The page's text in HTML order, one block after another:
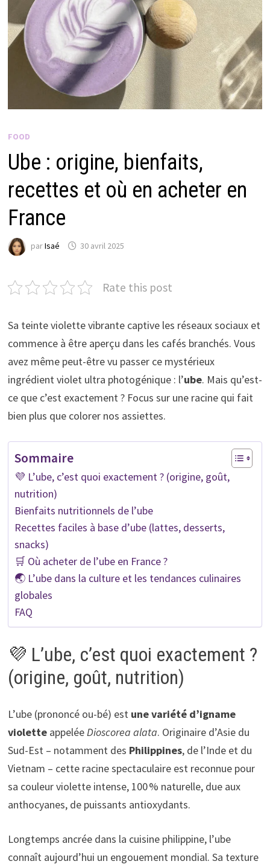
FOOD
Ube : origine, bienfaits,
recettes et où en acheter en
France
parIsaé 30 avril 2025
Rate this post
Sa teinte violette vibrante captive les réseaux sociaux et
commence à être aperçu dans les cafés branchés. Vous
avez même peut-être vu passer ce mystérieux
ingrédient violet ultra photogénique : l’ube. Mais qu’est-
ce que c’est exactement ? Focus sur une racine qui fait
bien plus que colorer nos assiettes.
Sommaire
💜 L’ube, c’est quoi exactement ? (origine, goût,
nutrition)
Bienfaits nutritionnels de l’ube
Recettes faciles à base d’ube (lattes, desserts,
snacks)
🛒 Où acheter de l’ube en France ?
🌏 L’ube dans la culture et les tendances culinaires
globales
FAQ
💜 L’ube, c’est quoi exactement ?
(origine, goût, nutrition)
L’ube (prononcé ou-bé) est une variété d’igname
violetteappeléeDioscorea alata. Originaire d’Asie du
Sud-Est – notamment des Philippines, de l’Inde et du
Vietnam – cette racine spectaculaire est reconnue pour
sa couleur violette intense, 100 % naturelle, due aux
anthocyanes, de puissants antioxydants.
Longtemps ancrée dans la cuisine philippine, l’ube
connaît aujourd’hui un engouement mondial. Sa texture